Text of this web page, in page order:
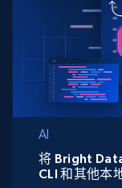
AI
将 Bright
CLI 和其他本